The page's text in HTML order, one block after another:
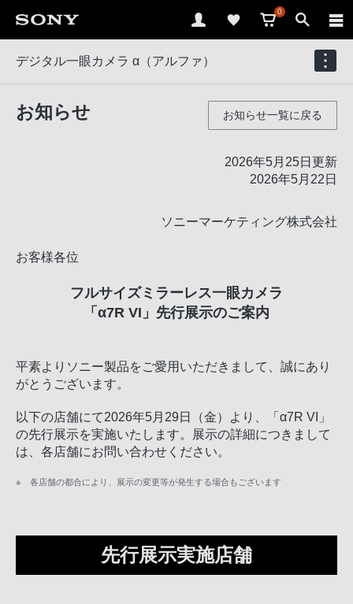
0
デジタル一眼カメラ α（アルファ）
お知らせ お知らせ一覧に戻る
2026年5月25日更新
2026年5月22日
ソニーマーケティング株式会社
お客様各位
フルサイズミラーレス一眼カメラ
「α7R VI」 先行展示のご案内
平素よりソニー製品をご愛用いただきまして、誠にあり
がとうございます。
以下の店舗にて2026年5月29日（金）より、「α7R VI」
の先行展示を実施いたします。展示の詳細につきまして
は、各店舗にお問い合わせください。
※ 各店舗の都合により、展示の変更等が発生する場合もございます
先行展示実施店舗